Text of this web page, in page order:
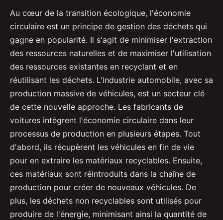
Au cœur de la transition écologique, l'économie
circulaire est un principe de gestion des déchets qui
gagne en popularité. Il s'agit de minimiser l'extraction
des ressources naturelles et de maximiser l'utilisation
des ressources existantes en recyclant et en
réutilisant les déchets. L'industrie automobile, avec sa
production massive de véhicules, est un secteur clé
de cette nouvelle approche. Les fabricants de
voitures intègrent l'économie circulaire dans leur
processus de production en plusieurs étapes. Tout
d'abord, ils récupèrent les véhicules en fin de vie
pour en extraire les matériaux recyclables. Ensuite,
ces matériaux sont réintroduits dans la chaîne de
production pour créer de nouveaux véhicules. De
plus, les déchets non recyclables sont utilisés pour
produire de l'énergie, minimisant ainsi la quantité de